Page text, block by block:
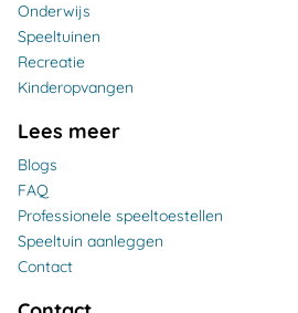
Onderwijs
Speeltuinen
Recreatie
Kinderopvangen
Lees meer
Blogs
FAQ
Professionele speeltoestellen
Speeltuin aanleggen
Contact